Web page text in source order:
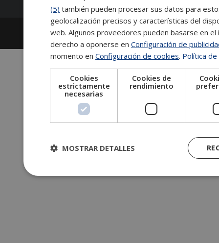
2026
Escuela de Posgrado de Salamanca
Información legal
Tablón de anuncios
(5) también pueden procesar sus datos para
geolocalización precisos y características del
web. Algunos proveedores pueden basarse en
derecho a oponerse en Configuración de
momento en Configuración de cookies. Política
Cookies
estrictamente
necesarias
Cookies de
rendimiento
MOSTRAR DETALLES